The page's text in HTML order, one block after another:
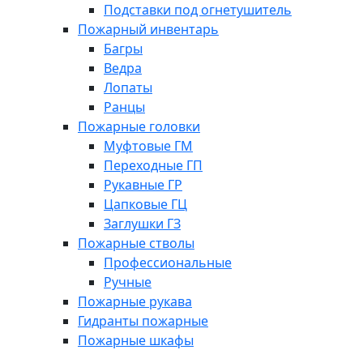
Подставки под огнетушитель
Пожарный инвентарь
Багры
Ведра
Лопаты
Ранцы
Пожарные головки
Муфтовые ГМ
Переходные ГП
Рукавные ГР
Цапковые ГЦ
Заглушки ГЗ
Пожарные стволы
Профессиональные
Ручные
Пожарные рукава
Гидранты пожарные
Пожарные шкафы